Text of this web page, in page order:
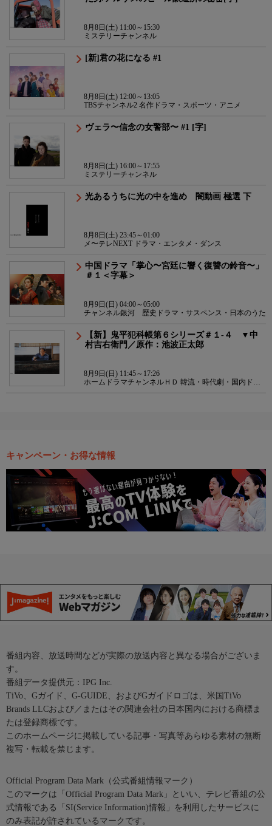
8月8日(土) 11:00～15:30
ミステリーチャンネル
[新]君の花になる #1
8月8日(土) 12:00～13:05
TBSチャンネル2 名作ドラマ・スポーツ・アニメ
ヴェラ〜信念の女警部〜 #1 [字]
8月8日(土) 16:00～17:55
ミステリーチャンネル
光あるうちに光の中を進め 闇動画 極選 下
8月8日(土) 23:45～01:00
メ〜テレNEXT ドラマ・エンタメ・ダンス
中国ドラマ「掌心〜宮廷に響く復讐の鈴音〜」
＃１＜字幕＞
8月9日(日) 04:00～05:00
チャンネル銀河 歴史ドラマ・サスペンス・日本のうた
【新】鬼平犯科帳第６シリーズ＃１-４ ▼中
村吉右衛門／原作：池波正太郎
8月9日(日) 11:45～17:26
ホームドラマチャンネルＨＤ 韓流・時代劇・国内ドラ
キャンペーン・お得な情報
番組内容、放送時間などが実際の放送内容と異なる場合がございま
す。
番組データ提供元：IPG Inc.
TiVo、Gガイド、G-GUIDE、およびGガイドロゴは、米国TiVo
Brands LLCおよび／またはその関連会社の日本国内における商標ま
たは登録商標です。
このホームページに掲載している記事・写真等あらゆる素材の無断
複写・転載を禁じます。
Official Program Data Mark（公式番組情報マーク）
このマークは「Official Program Data Mark」といい、テレビ番組の公
式情報である「SI(Service Information)情報」を利用したサービスに
のみ表記が許されているマークです。